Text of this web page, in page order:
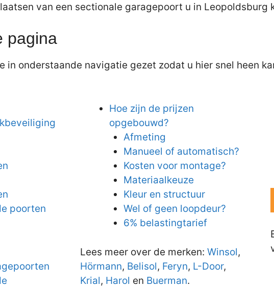
van een sectionale garagepoort u in Leopoldsburg
pagina
in onderstaande navigatie gezet zodat u hier snel heen
poorten
Hoe zijn de prijzen
opgebouwd?
Afmeting
Manueel of automatisch?
Kosten voor montage?
Materiaalkeuze
Kleur en structuur
Wel of geen loopdeur?
6% belastingtarief
Lees meer over de merken: Winsol,
Hörmann, Belisol, Feryn, L-Door,
Krial, Harol en Buerman.